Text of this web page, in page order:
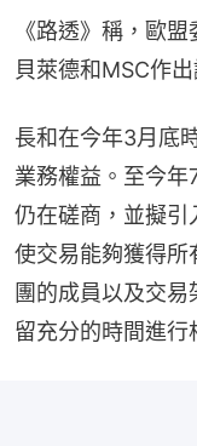
《路透》稱，歐
貝萊德和MSC作
長和在今年3月底
業務權益。至今
仍在磋商，並擬引
使交易能夠獲得所
團的成員以及交
留充分的時間進行